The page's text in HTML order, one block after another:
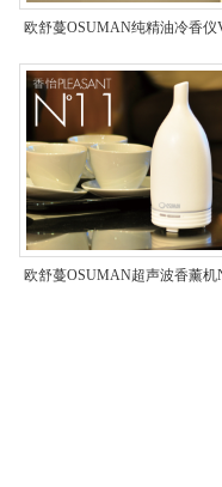
欧舒蔓OSUMAN纯精油冷香仪
频
欧舒蔓OSUMAN超声波香薰机